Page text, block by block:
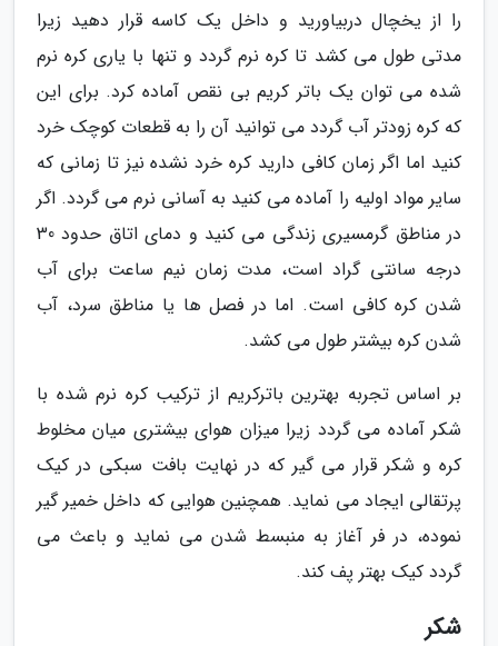
را از یخچال دربیاورید و داخل یک کاسه قرار دهید زیرا
مدتی طول می کشد تا کره نرم گردد و تنها با یاری کره نرم
شده می توان یک باتر کریم بی نقص آماده کرد. برای این
که کره زودتر آب گردد می توانید آن را به قطعات کوچک خرد
کنید اما اگر زمان کافی دارید کره خرد نشده نیز تا زمانی که
سایر مواد اولیه را آماده می کنید به آسانی نرم می گردد. اگر
در مناطق گرمسیری زندگی می کنید و دمای اتاق حدود 30
درجه سانتی گراد است، مدت زمان نیم ساعت برای آب
شدن کره کافی است. اما در فصل ها یا مناطق سرد، آب
شدن کره بیشتر طول می کشد.
بر اساس تجربه بهترین باترکریم از ترکیب کره نرم شده با
شکر آماده می گردد زیرا میزان هوای بیشتری میان مخلوط
کره و شکر قرار می گیر که در نهایت بافت سبکی در کیک
پرتقالی ایجاد می نماید. همچنین هوایی که داخل خمیر گیر
نموده، در فر آغاز به منبسط شدن می نماید و باعث می
گردد کیک بهتر پف کند.
شکر